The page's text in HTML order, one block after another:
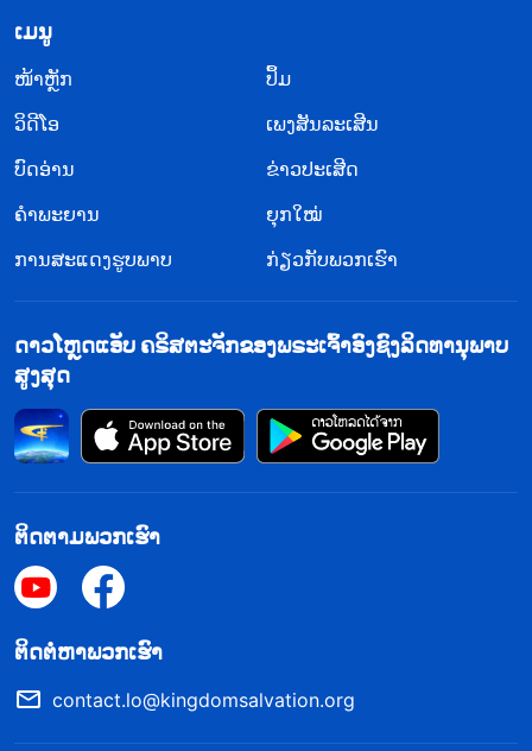
ກໍຄວນຮູ້ວ່າພຣະເຈົ້າໄດ້ເນລະມິດສ້າງທຸກສິ່ງທີ່ສາມາດບິນ
ໄດ້. ມີສິ່ງມີຊີວິດທີ່ລອຍຢູ່ໃນນໍ້າ ແລະ ພວກມັນກໍມີວິທີການ
ເອົາຕົວລອດຂອງພວກມັນເອງ. ຕົ້ນໄມ້ ແລະ ພືດທີ່ດຳລົງ
ອອກໝາກ ແລະ ຫຼົ່ນໃບໃນລະດູໃບໄມ້ຫຼົ່ນ ແລະ ໃນລະດູ
ໜາວ ໃບໄມ້ທັງໝົດກໍຫຼົ່ນຈົນໝົດໃນຂະນະທີ່ພືດເຫຼົ່ານັ້ນ
ກຽມຜ່ານລະດູໜາວ. ນັ້ນແມ່ນວິທີການເອົາຕົວລອດຂອງ
ພວກມັນ. ພຣະເຈົ້າເນລະມິດສ້າງສິ່ງທັງປວງ ແລະ ແຕ່ລະ
ສິ່ງກໍດຳລົງຊີວິດຢູ່ໃນຮູບຮ່າງທີ່ແຕກຕ່າງກັນ ແລະ
ລັກສະນະທີ່ແຕກຕ່າງກັນ ແລະ ໃຊ້ວິທີການທີ່ແຕກຕ່າງກັນ
ເພື່ອສະແດງເຖິງພະລັງຊີວິດຂອງມັນ ແລະ ຮູບຮ່າງທີ່ມັນ
ດຳລົງຊີວິດ. ບໍ່ວ່າສິ່ງຕ່າງໆຈະເລີ່ມດຳລົງຊີວິດແນວໃດ
ກໍຕາມ, ພວກມັນລ້ວນແລ້ວແຕ່ຢູ່ພາຍໃຕ້ກົດລະບຽບຂອງ
ພຣະເຈົ້າ. ແມ່ນຫຍັງຄືຈຸດປະສົງຂອງພຣະອົງໃນການ
ປົກຄອງຊີວິດ ແລະ ສິ່ງມີຊີວິດທີ່ມີຮູບຮ່າງແຕກຕ່າງກັນ
ທັງໝົດ? ມັນແມ່ນເພື່ອຄວາມຢູ່ລອດຂອງມະນຸດຊາດບໍ?
ພຣະອົງຄວບຄຸມກົດເກນທັງໝົດຂອງຊີວິດ ເຊິ່ງລ້ວນແລ້ວແຕ່
ລອດຂອງມະນຸດຊາດສຳຄັນສຳລັບຕໍ່ພຣະເຈົ້າສໍ່າໃດ.
​ເມ​ນູ
​ໜ້າຫຼັກ
ປຶ້ມ
ວິ​ດີ​ໂອ
ເພງສັນລະເສີນ
ບົດອ່ານ
ຂ່າວປະເສີດ
ຄຳພະຍານ
ຍຸກໃໝ່
ການສະແດງຮູບພາບ
ກ່ຽວກັບພວກເຮົາ
ດາວໂຫຼດແອັບ ຄຣິສຕະຈັກຂອງພຣະເຈົ້າອົງຊົງລິດທານຸພາບ
ສູງສຸດ
ຕິດຕາມພວກເຮົາ
​ຕິດ​ຕໍ່​ຫາ​ພວກ​ເຮົາ
contact.lo@kingdomsalvation.org